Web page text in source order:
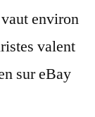
environ
valent
sur eBay